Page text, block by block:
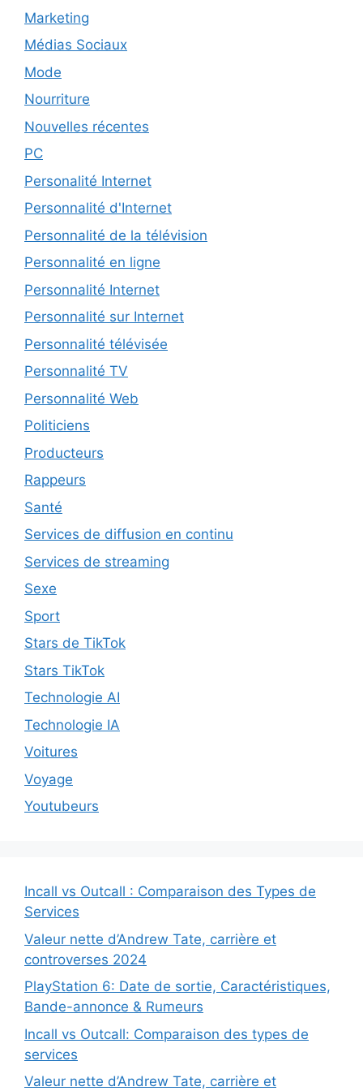
Marketing
Médias Sociaux
Mode
Nourriture
Nouvelles récentes
PC
Personalité Internet
Personnalité d'Internet
Personnalité de la télévision
Personnalité en ligne
Personnalité Internet
Personnalité sur Internet
Personnalité télévisée
Personnalité TV
Personnalité Web
Politiciens
Producteurs
Rappeurs
Santé
Services de diffusion en continu
Services de streaming
Sexe
Sport
Stars de TikTok
Stars TikTok
Technologie AI
Technologie IA
Voitures
Voyage
Youtubeurs
Incall vs Outcall : Comparaison des Types de
Services
Valeur nette d’Andrew Tate, carrière et
controverses 2024
PlayStation 6: Date de sortie, Caractéristiques,
Bande-annonce & Rumeurs
Incall vs Outcall: Comparaison des types de
services
Valeur nette d’Andrew Tate, carrière et